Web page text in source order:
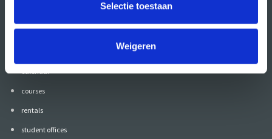
Selectie toestaan
Weigeren
calendar
courses
rentals
student offices